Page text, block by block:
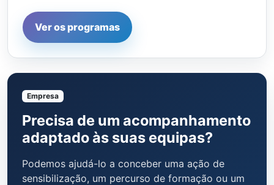
Ver os programas
Empresa
Precisa de um acompanhamento
adaptado às suas equipas?
Podemos ajudá-lo a conceber uma ação de
sensibilização, um percurso de formação ou um